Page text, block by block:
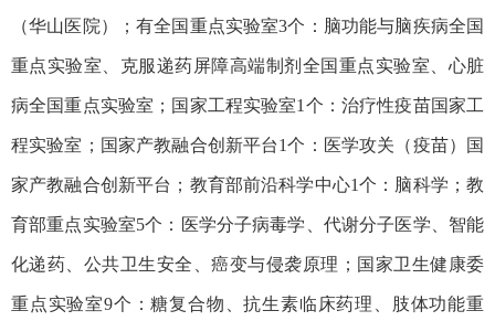
（华山医院）；有全国重点实验室3个：脑功能与脑疾病全国
重点实验室、克服递药屏障高端制剂全国重点实验室、心脏
病全国重点实验室；国家工程实验室1个：治疗性疫苗国家工
程实验室；国家产教融合创新平台1个：医学攻关（疫苗）国
家产教融合创新平台；教育部前沿科学中心1个：脑科学；教
育部重点实验室5个：医学分子病毒学、代谢分子医学、智能
化递药、公共卫生安全、癌变与侵袭原理；国家卫生健康委
重点实验室9个：糖复合物、抗生素临床药理、肢体功能重